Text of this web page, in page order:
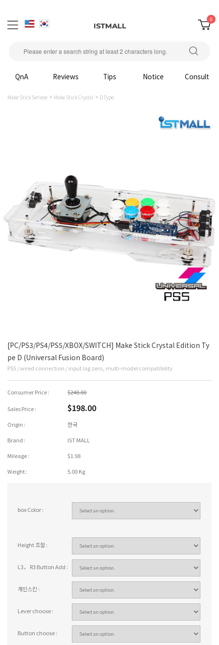
0
QnA Reviews Tips Notice Consult
Make Stick Seriese Make Stick Crystal D Type
[PC/PS3/PS4/PS5/XBOX/SWITCH] Make Stick Crystal Edition Ty
pe D (Universal Fusion Board)
PS5 / wired connection / input lag zero, multi-model compatibility
Consumer Price : $248.00
Sales Price : $198.00
Origin :
한국
Brand :
IST MALL
Mileage :
$1.98
Weight :
5.00 Kg
box Color :
Height 조절 :
L3， R3 Button Add :
개인스킨 :
Lever choose :
Button choose :